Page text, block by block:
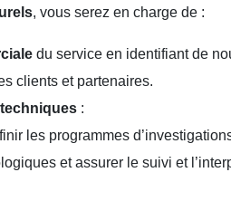
, vous serez en charge de :
du service en identifiant de
clients et partenaires.
:
les programmes
et assurer le suivi et